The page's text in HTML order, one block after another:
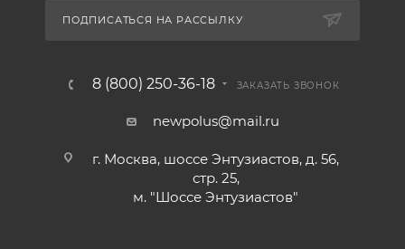
ПОДПИСАТЬСЯ НА РАССЫЛКУ
8 (800) 250-36-18 ЗАКАЗАТЬ ЗВОНОК
newpolus@mail.ru
г. Москва, шоссе Энтузиастов, д. 56,
стр. 25,
м. "Шоссе Энтузиастов"